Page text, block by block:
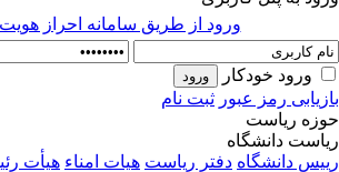
ورود از طريق سامانه احراز هويت
ورود خودکار
رمز عبور ثبت نام
ریاست
دانشگاه
دانشگاه دفتر ریاست هیات امناء هیأت